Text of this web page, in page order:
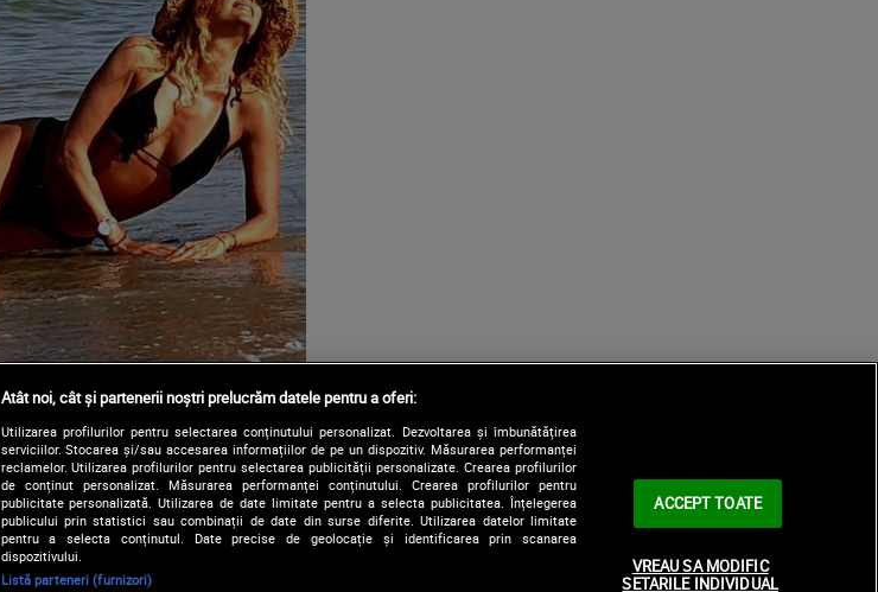
Atât noi, cât și partenerii noștri prelucrăm datele pentru a oferi:
Utilizarea profilurilor pentru selectarea conținutului personalizat. Dezvoltarea și îmbunătățirea
serviciilor. Stocarea și/sau accesarea informațiilor de pe un dispozitiv. Măsurarea performanței
reclamelor. Utilizarea profilurilor pentru selectarea publicității personalizate. Crearea profilurilor
de conținut personalizat. Măsurarea performanței conținutului. Crearea profilurilor pentru
publicitate personalizată. Utilizarea de date limitate pentru a selecta publicitatea. Înțelegerea
publicului prin statistici sau combinații de date din surse diferite. Utilizarea datelor limitate
pentru a selecta conținutul. Date precise de geolocație și identificarea prin scanarea
dispozitivului.
Listă parteneri (furnizori)
ACCEPT TOATE
VREAU SA MODIFIC
SETARILE INDIVIDUAL